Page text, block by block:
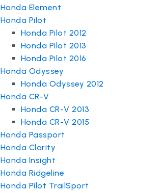
Honda Element
Honda Pilot
Honda Pilot 2012
Honda Pilot 2013
Honda Pilot 2016
Honda Odyssey
Honda Odyssey 2012
Honda CR-V
Honda CR-V 2013
Honda CR-V 2015
Honda Passport
Honda Clarity
Honda Insight
Honda Ridgeline
Honda Pilot TrailSport